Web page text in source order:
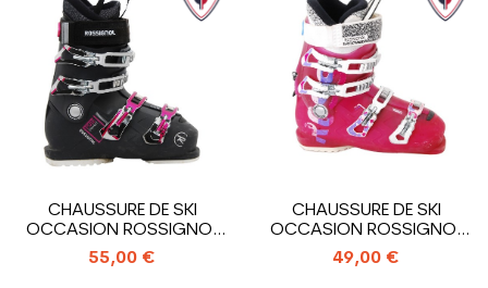
CHAUSSURE DE SKI
OCCASION ROSSIGNOL
PURE COMFORT
55,00 €
CHAUSSURE DE SKI
OCCASION ROSSIGNOL
ALLTRACK
49,00 €